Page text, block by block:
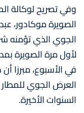
وفي تصريح لوكالة
الصويرة موكادور،
لأول مرة الصويرة
في الأسبوع، مبرزا
العرض الجوي
السنوات الأخيرة.